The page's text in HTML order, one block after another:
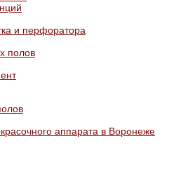
и перфоратора
полов
аппарата в Воронеже